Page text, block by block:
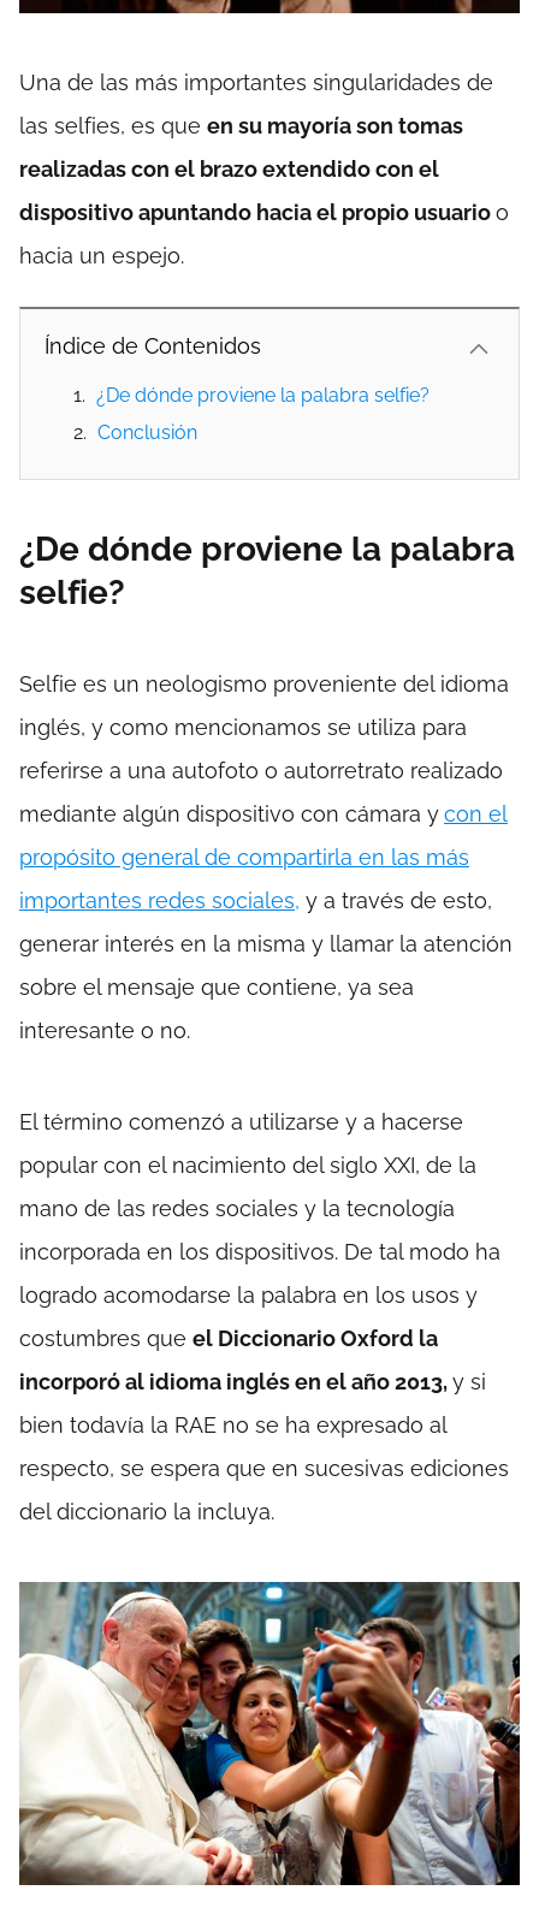
Una de las más importantes singularidades de
las selfies, es que en su mayoría son tomas
realizadas con el brazo extendido con el
dispositivo apuntando hacia el propio usuarioo
hacia un espejo.
Índice de Contenidos
¿De dónde proviene la palabra selfie?
Conclusión
¿De dónde proviene la palabra
selfie?
Selfie es un neologismo proveniente del idioma
inglés, y como mencionamos se utiliza para
referirse a una autofoto o autorretrato realizado
mediante algún dispositivo con cámara ycon el
propósito general de compartirla en las más
importantes redes sociales, y a través de esto,
generar interés en la misma y llamar la atención
sobre el mensaje que contiene, ya sea
interesante o no.
El término comenzó a utilizarse y a hacerse
popular con el nacimiento del siglo XXI, de la
mano de las redes sociales y la tecnología
incorporada en los dispositivos. De tal modo ha
logrado acomodarse la palabra en los usos y
costumbres que el Diccionario Oxford la
incorporó al idioma inglés en el año 2013,y si
bien todavía la RAE no se ha expresado al
respecto, se espera que en sucesivas ediciones
del diccionario la incluya.